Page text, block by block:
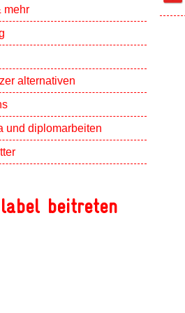
mehr Show
alternativen
und diplomarbeiten
label beitreten